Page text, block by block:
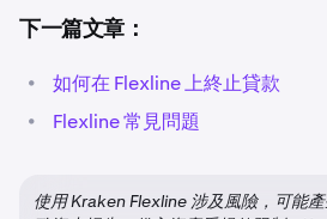
現在您將能夠看到幾個面板，其
意義，請展開下方的 了解您的
突出顯示關鍵風險指標和借貸指標
• 健康狀況：您帳戶保證金風險的
下一篇文章：
• 如何在 Flexline 上終止貸款
• Flexline 常見問題
使用 Kraken Flexline 涉及風險，可能